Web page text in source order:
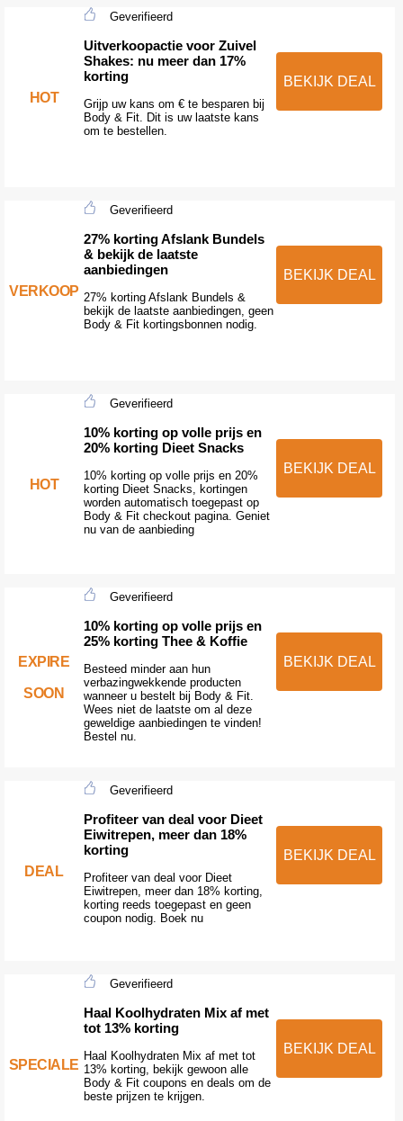
HOT
Geverifieerd
Uitverkoopactie voor Zuivel
Shakes: nu meer dan 17%
korting
Grijp uw kans om € te besparen bij
Body & Fit. Dit is uw laatste kans
om te bestellen.
BEKIJK DEAL
VERKOOP
Geverifieerd
27% korting Afslank Bundels
& bekijk de laatste
aanbiedingen
27% korting Afslank Bundels &
bekijk de laatste aanbiedingen, geen
Body & Fit kortingsbonnen nodig.
BEKIJK DEAL
HOT
Geverifieerd
10% korting op volle prijs en
20% korting Dieet Snacks
10% korting op volle prijs en 20%
korting Dieet Snacks, kortingen
worden automatisch toegepast op
Body & Fit checkout pagina. Geniet
nu van de aanbieding
BEKIJK DEAL
EXPIRE
SOON
Geverifieerd
10% korting op volle prijs en
25% korting Thee & Koffie
Besteed minder aan hun
verbazingwekkende producten
wanneer u bestelt bij Body & Fit.
Wees niet de laatste om al deze
geweldige aanbiedingen te vinden!
Bestel nu.
BEKIJK DEAL
DEAL
Geverifieerd
Profiteer van deal voor Dieet
Eiwitrepen, meer dan 18%
korting
Profiteer van deal voor Dieet
Eiwitrepen, meer dan 18% korting,
korting reeds toegepast en geen
coupon nodig. Boek nu
BEKIJK DEAL
SPECIALE
Geverifieerd
Haal Koolhydraten Mix af met
tot 13% korting
Haal Koolhydraten Mix af met tot
13% korting, bekijk gewoon alle
Body & Fit coupons en deals om de
beste prijzen te krijgen.
BEKIJK DEAL